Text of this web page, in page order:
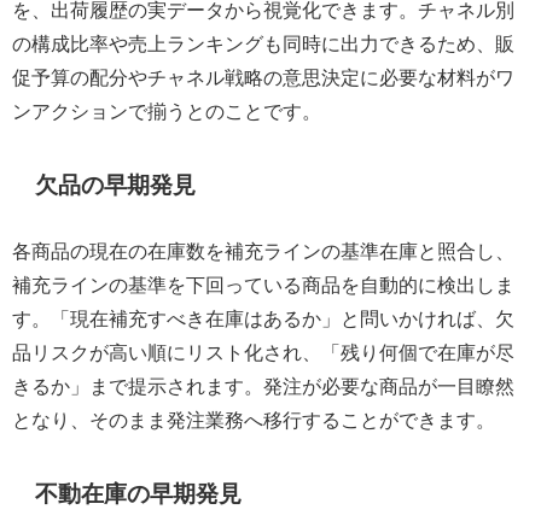
を、出荷履歴の実データから視覚化できます。チャネル別
の構成比率や売上ランキングも同時に出力できるため、販
促予算の配分やチャネル戦略の意思決定に必要な材料がワ
ンアクションで揃うとのことです。
欠品の早期発見
各商品の現在の在庫数を補充ラインの基準在庫と照合し、
補充ラインの基準を下回っている商品を自動的に検出しま
す。「現在補充すべき在庫はあるか」と問いかければ、欠
品リスクが高い順にリスト化され、「残り何個で在庫が尽
きるか」まで提示されます。発注が必要な商品が一目瞭然
となり、そのまま発注業務へ移行することができます。
不動在庫の早期発見